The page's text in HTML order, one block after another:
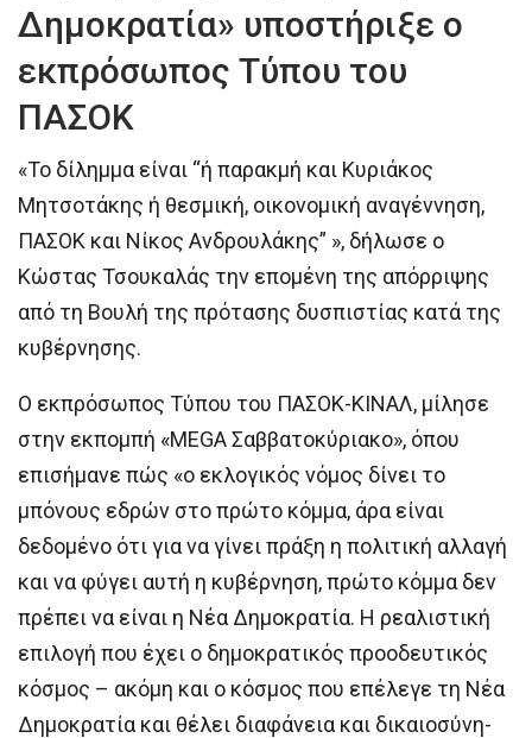
Δημοκρατία» υποστήριξε ο
εκπρόσωπος Τύπου του
ΠΑΣΟΚ
«Το δίλημμα είναι “ή παρακμή και Κυριάκος
Μητσοτάκης ή θεσμική, οικονομική αναγέννηση,
ΠΑΣΟΚ και Νίκος Ανδρουλάκης” », δήλωσε ο
Κώστας Τσουκαλάς την επομένη της απόρριψης
από τη Βουλή της πρότασης δυσπιστίας κατά της
κυβέρνησης.
Ο εκπρόσωπος Τύπου του ΠΑΣΟΚ-ΚΙΝΑΛ, μίλησε
στην εκπομπή «MEGA Σαββατοκύριακο», όπου
επισήμανε πώς «ο εκλογικός νόμος δίνει το
μπόνους εδρών στο πρώτο κόμμα, άρα είναι
δεδομένο ότι για να γίνει πράξη η πολιτική αλλαγή
και να φύγει αυτή η κυβέρνηση, πρώτο κόμμα δεν
πρέπει να είναι η Νέα Δημοκρατία. Η ρεαλιστική
επιλογή που έχει ο δημοκρατικός προοδευτικός
κόσμος – ακόμη και ο κόσμος που επέλεγε τη Νέα
Δημοκρατία και θέλει διαφάνεια και δικαιοσύνη-